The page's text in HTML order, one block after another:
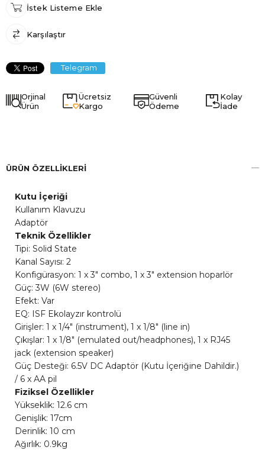
İstek Listeme Ekle
Karşılaştır
Telegram
Orjinal
Ürün
Ücretsiz
Kargo
Güvenli
Ödeme
Kolay
İade
ÜRÜN ÖZELLIKLERI
Kutu İçeriği
Kullanım Klavuzu
Adaptör
Teknik Özellikler
Tipi: Solid State
Kanal Sayısı: 2
Konfigürasyon: 1 x 3" combo, 1 x 3" extension hoparlör
Güç: 3W (6W stereo)
Efekt: Var
EQ: ISF Ekolayzır kontrolü
Girişler: 1 x 1/4" (instrument), 1 x 1/8" (line in)
Çıkışlar: 1 x 1/8" (emulated out/headphones), 1 x RJ45
jack (extension speaker)
Güç Desteği: 6.5V DC Adaptör (Kutu İçeriğine Dahildir.)
/ 6 x AA pil
Fiziksel Özellikler
Yükseklik: 12.6 cm
Genişlik: 17cm
Derinlik: 10 cm
Ağırlık: 0.9kg